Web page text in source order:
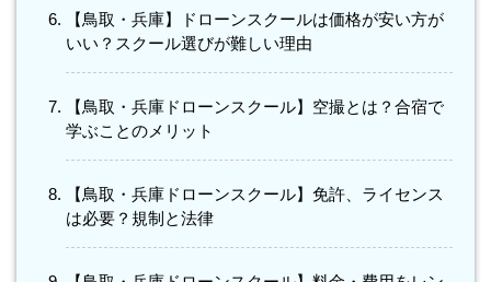
【鳥取・兵庫】ドローンスクールは価格が安い方が
いい？スクール選びが難しい理由
【鳥取・兵庫ドローンスクール】空撮とは？合宿で
学ぶことのメリット
【鳥取・兵庫ドローンスクール】免許、ライセンス
は必要？規制と法律